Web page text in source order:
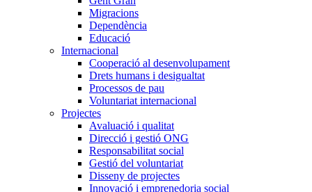
Migracions
Dependència
Educació
Internacional
Cooperació al desenvolupament
Drets humans i desigualtat
Processos de pau
Voluntariat internacional
Projectes
Avaluació i qualitat
Direcció i gestió ONG
Responsabilitat social
Gestió del voluntariat
Disseny de projectes
Innovació i emprenedoria social